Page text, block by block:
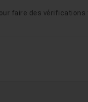
faire des